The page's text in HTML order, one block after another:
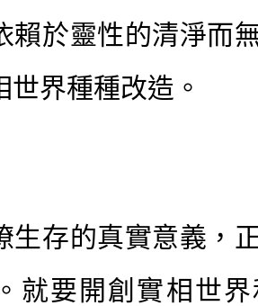
賴於靈性的清淨而
世界種種改造。
生存的真實意義，
就要開創實相世